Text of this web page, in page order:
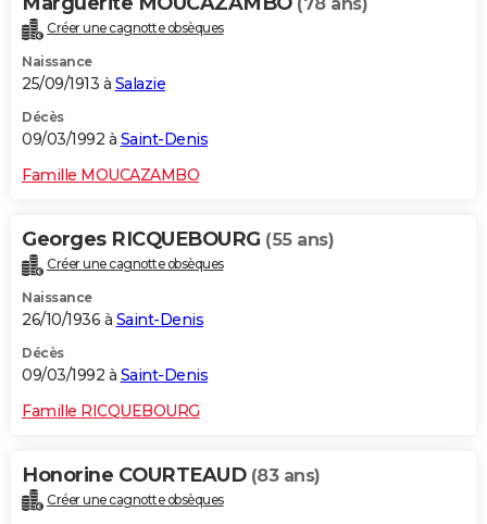
Créer une cagnotte obsèques
Naissance
25/09/1913 à Salazie
Décès
09/03/1992 à Saint-Denis
Famille MOUCAZAMBO
Georges RICQUEBOURG (55 ans)
Créer une cagnotte obsèques
Naissance
26/10/1936 à Saint-Denis
Décès
09/03/1992 à Saint-Denis
Famille RICQUEBOURG
Honorine COURTEAUD (83 ans)
Créer une cagnotte obsèques